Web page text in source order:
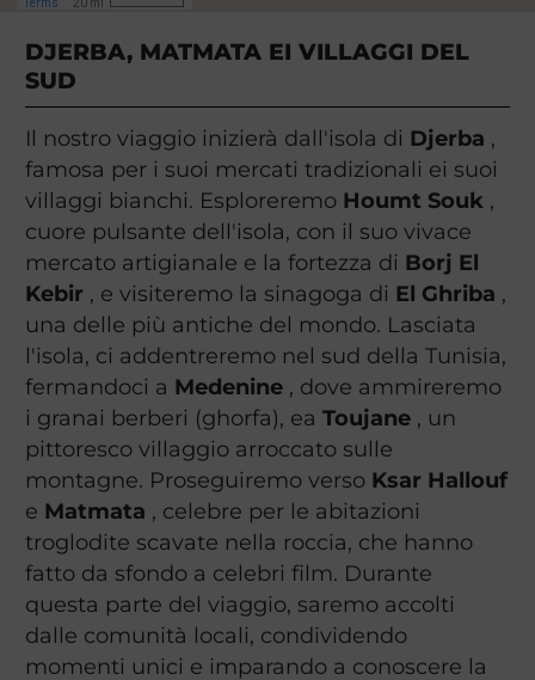
DJERBA, MATMATA EI VILLAGGI DEL
SUD
Il nostro viaggio inizierà dall'isola di Djerba ,
famosa per i suoi mercati tradizionali ei suoi
villaggi bianchi. Esploreremo Houmt Souk ,
cuore pulsante dell'isola, con il suo vivace
mercato artigianale e la fortezza di Borj El
Kebir , e visiteremo la sinagoga di El Ghriba ,
una delle più antiche del mondo. Lasciata
l'isola, ci addentreremo nel sud della Tunisia,
fermandoci a Medenine, dove ammireremo
i granai berberi (ghorfa), ea Toujane, un
pittoresco villaggio arroccato sulle
montagne. Proseguiremo verso Ksar Hallouf
e Matmata , celebre per le abitazioni
troglodite scavate nella roccia, che hanno
fatto da sfondo a celebri film. Durante
questa parte del viaggio, saremo accolti
dalle comunità locali, condividendo
momenti unici e imparando a conoscere la